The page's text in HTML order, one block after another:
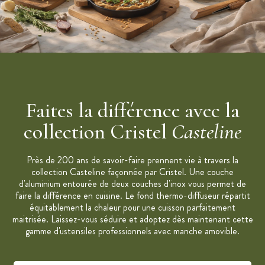
100% made in France, Cristel garantit ses produits tout en inox
à vie*.
*Les ustensiles de cuisson Cristel sont déjà dans les cuisines des
plus grands chefs du monde. Cristel exporte dans plus de 30
Diamètre: 22 cm
Contenance: 4,3 L
Matériau: Acier Inoxydable 18/10
Finitions: Inox 18/10 finition brillante
Fabriqué en France
Label "Origine France Garantie"
Garantie à vie *
Faites la différence avec la
collection Cristel Casteline
Près de 200 ans de savoir-faire prennent vie à travers la
collection Casteline façonnée par Cristel. Une couche
d'aluminium entourée de deux couches d'inox vous permet de
faire la différence en cuisine. Le fond thermo-diffuseur répartit
équitablement la chaleur pour une cuisson parfaitement
maitrisée. Laissez-vous séduire et adoptez dès maintenant cette
gamme d'ustensiles professionnels avec manche amovible.